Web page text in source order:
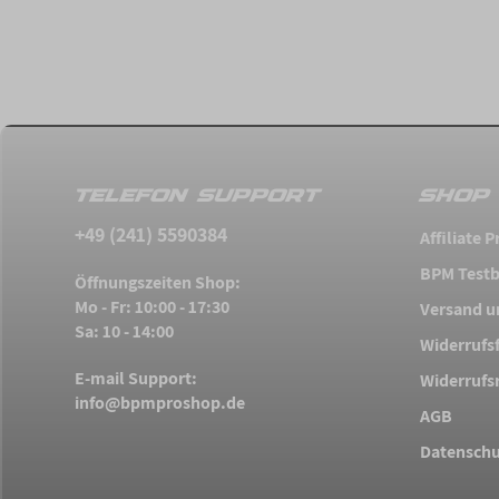
TELEFON SUPPORT
+49 (241) 5590384
Öffnungszeiten Shop:
Mo - Fr: 10:00 - 17:30
Sa: 10 - 14:00
E-mail Support:
info@bpmproshop.de
SHOP
Affiliate
BPM
Versand
AGB